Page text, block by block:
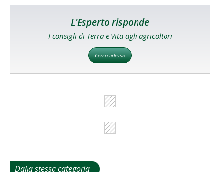
L'Esperto risponde
I consigli di Terra e Vita agli agricoltori
Cerca adesso
Dalla stessa categoria